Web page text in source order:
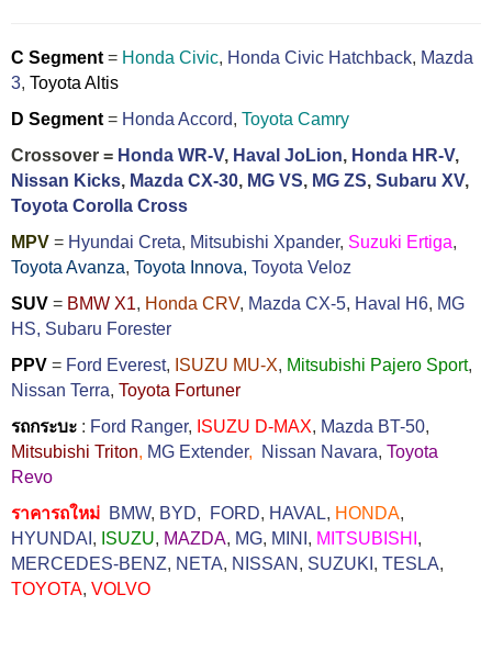
C Segment = Honda Civic, Honda Civic Hatchback, Mazda
3, Toyota Altis
D Segment = Honda Accord, Toyota Camry
Crossover = Honda WR-V, Haval JoLion, Honda HR-V,
Nissan Kicks, Mazda CX-30, MG VS, MG ZS, Subaru XV,
Toyota Corolla Cross
MPV = Hyundai Creta, Mitsubishi Xpander, Suzuki Ertiga,
Toyota Avanza, Toyota Innova, Toyota Veloz
SUV = BMW X1, Honda CRV, Mazda CX-5, Haval H6, MG
HS, Subaru Forester
PPV = Ford Everest, ISUZU MU-X, Mitsubishi Pajero Sport,
Nissan Terra, Toyota Fortuner
รถกระบะ : Ford Ranger, ISUZU D-MAX, Mazda BT-50,
Mitsubishi Triton, MG Extender, Nissan Navara, Toyota
Revo
ราคารถใหม่ BMW, BYD, FORD, HAVAL, HONDA,
HYUNDAI , ISUZU, MAZDA, MG, MINI , MITSUBISHI ,
MERCEDES-BENZ, NETA, NISSAN , SUZUKI , TESLA,
TOYOTA, VOLVO